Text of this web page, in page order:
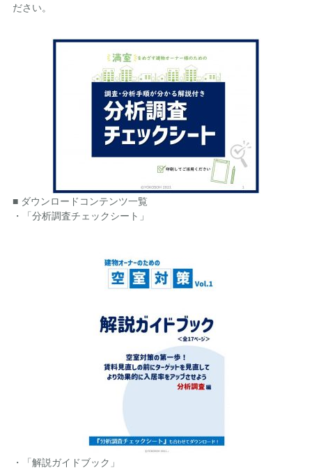
ださい。
■ ダウンロードコンテンツ一覧
・「分析調査チェックシート」
・「解説ガイドブック」